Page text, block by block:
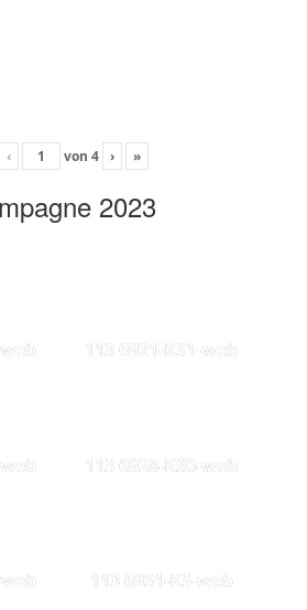
‹ von 4 › »
2023
113 6921-KS1-web
113 6928-KS0-web
113 6951-KS-web